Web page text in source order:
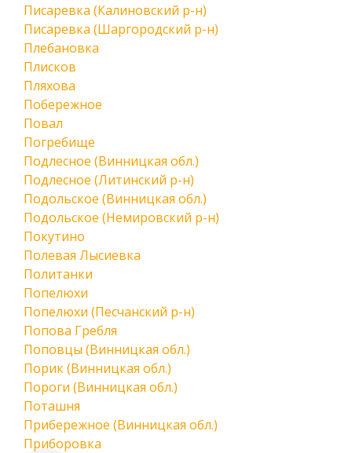
Писаревка (Калиновский р-н)
Писаревка (Шаргородский р-н)
Плебановка
Плисков
Пляхова
Побережное
Повал
Погребище
Подлесное (Винницкая обл.)
Подлесное (Литинский р-н)
Подольское (Винницкая обл.)
Подольское (Немировский р-н)
Покутино
Полевая Лысиевка
Политанки
Попелюхи
Попелюхи (Песчанский р-н)
Попова Гребля
Поповцы (Винницкая обл.)
Порик (Винницкая обл.)
Пороги (Винницкая обл.)
Поташня
Прибережное (Винницкая обл.)
Приборовка